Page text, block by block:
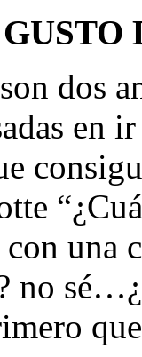
dos
en
una
no